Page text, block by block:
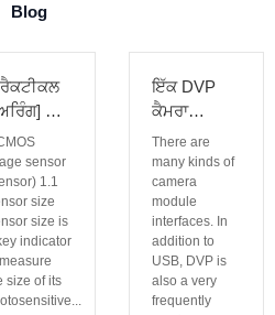
Blog
ਇਹ
ਤੁਹਾਨੂੰ
ਸੈਂਸਰ
ਅਤੇ
ਨੂੰ ਸਮਝਣ
ਮਦਦ
sensor
1.1
size
size is
indicator
size of its
ਇੱਕ DVP
ਕੈਮਰਾ
ਮੋਡੀਊਲ ਕੀ
ਹੈ? ਇਹ ਮੁੱਖ
ਤੌਰ 'ਤੇ ਕਿਸ
ਲਈ ਵਰਤਿਆ
ਜਾਂਦਾ ਹੈ?
There are
many kinds of
camera
module
interfaces. In
addition to
USB, DVP is
also a very
frequently